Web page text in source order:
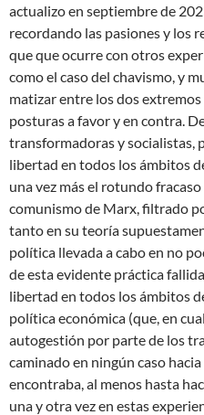
actualizo en septiembre de
recordando las pasiones y los
que que ocurre con otros
como el caso del chavismo, y
matizar entre los dos
posturas a favor y en contra.
transformadoras y socialistas,
libertad en todos los ámbitos
una vez más el rotundo
comunismo de Marx, filtrado
tanto en su teoría
política llevada a cabo en no
de esta evidente práctica
libertad en todos los ámbitos
política económica (que, en
autogestión por parte de los
caminado en ningún caso
encontraba, al menos hasta
una y otra vez en estas